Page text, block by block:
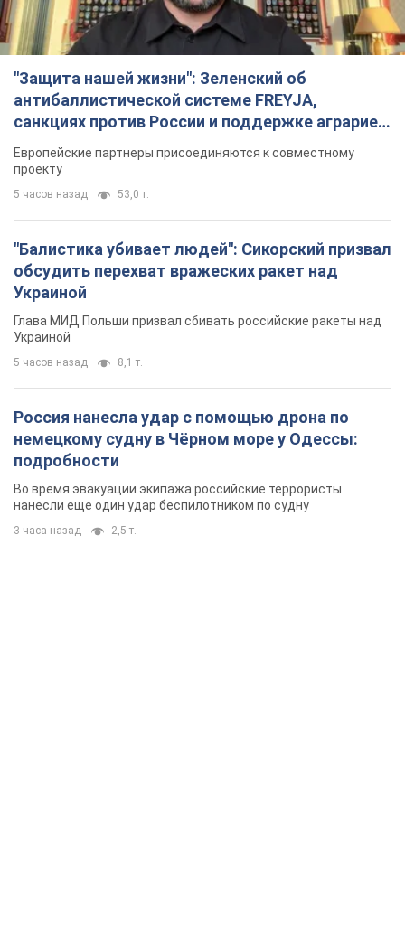
"Защита нашей жизни": Зеленский об
антибаллистической системе FREYJA,
санкциях против России и поддержке аграриев.
Видео
Европейские партнеры присоединяются к совместному
проекту
5 часов назад 53,0 т.
"Балистика убивает людей": Сикорский призвал
обсудить перехват вражеских ракет над
Украиной
Глава МИД Польши призвал сбивать российские ракеты над
Украиной
5 часов назад 8,1 т.
Россия нанесла удар с помощью дрона по
немецкому судну в Чёрном море у Одессы:
подробности
Во время эвакуации экипажа российские террористы
нанесли еще один удар беспилотником по судну
3 часа назад 2,5 т.